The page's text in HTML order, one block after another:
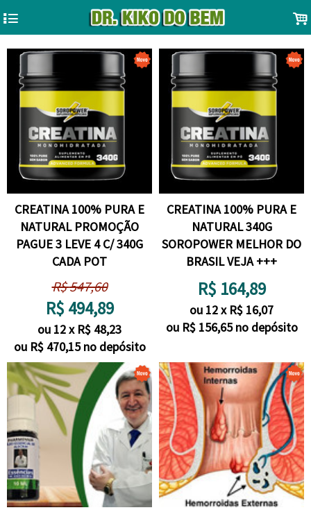
4 .
CREATINA 100% PURA E
NATURAL PROMOÇÃO
PAGUE 3 LEVE 4 C/ 340G
CADA POT
R$547,60
R$ 494,89
ou 12x R$ 48,23
ou R$ 470,15 no depósito
CREATINA 100% PURA E
NATURAL 340G
SOROPOWER MELHOR DO
BRASIL VEJA +++
R$ 164,89
ou 12x R$ 16,07
ou R$ 156,65 no depósito